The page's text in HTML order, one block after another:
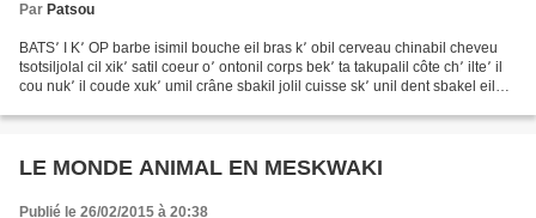
Par Patsou
BATS՚ I K՚ OP barbe isimil bouche eil bras k՚ obil cerveau chinabil cheveu
tsotsiljolal cil xik՚ satil coeur o՚ ontonil corps bek՚ ta takupalil côte ch՚ ilte՚ il
cou nuk՚ il coude xuk՚ umil crâne sbakil jolil cuisse sk՚ unil dent sbakel eil
LE MONDE ANIMAL EN MESKWAKI
Publié le 26/02/2015 à 20:38